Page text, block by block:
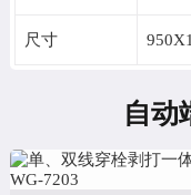
尺寸
自动